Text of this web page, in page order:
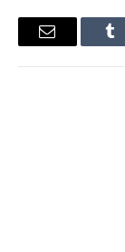
Tumblr
البريد